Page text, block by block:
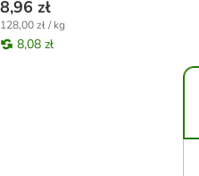
8,96 zł
128,00 zł / kg
8,08 zł